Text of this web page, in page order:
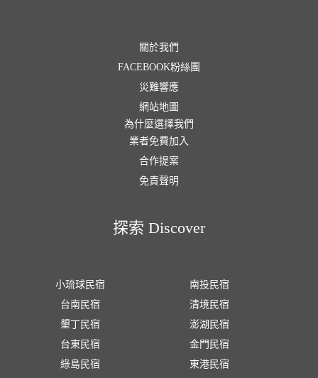
關於我們
FACEBOOK粉絲團
災難響應
網站地圖
為什麼選擇我們
業者免費加入
合作提案
免責聲明
探索 Discover
小琉球民宿
台南民宿
墾丁民宿
台東民宿
綠島民宿
南投民宿
清境民宿
澎湖民宿
金門民宿
東港民宿